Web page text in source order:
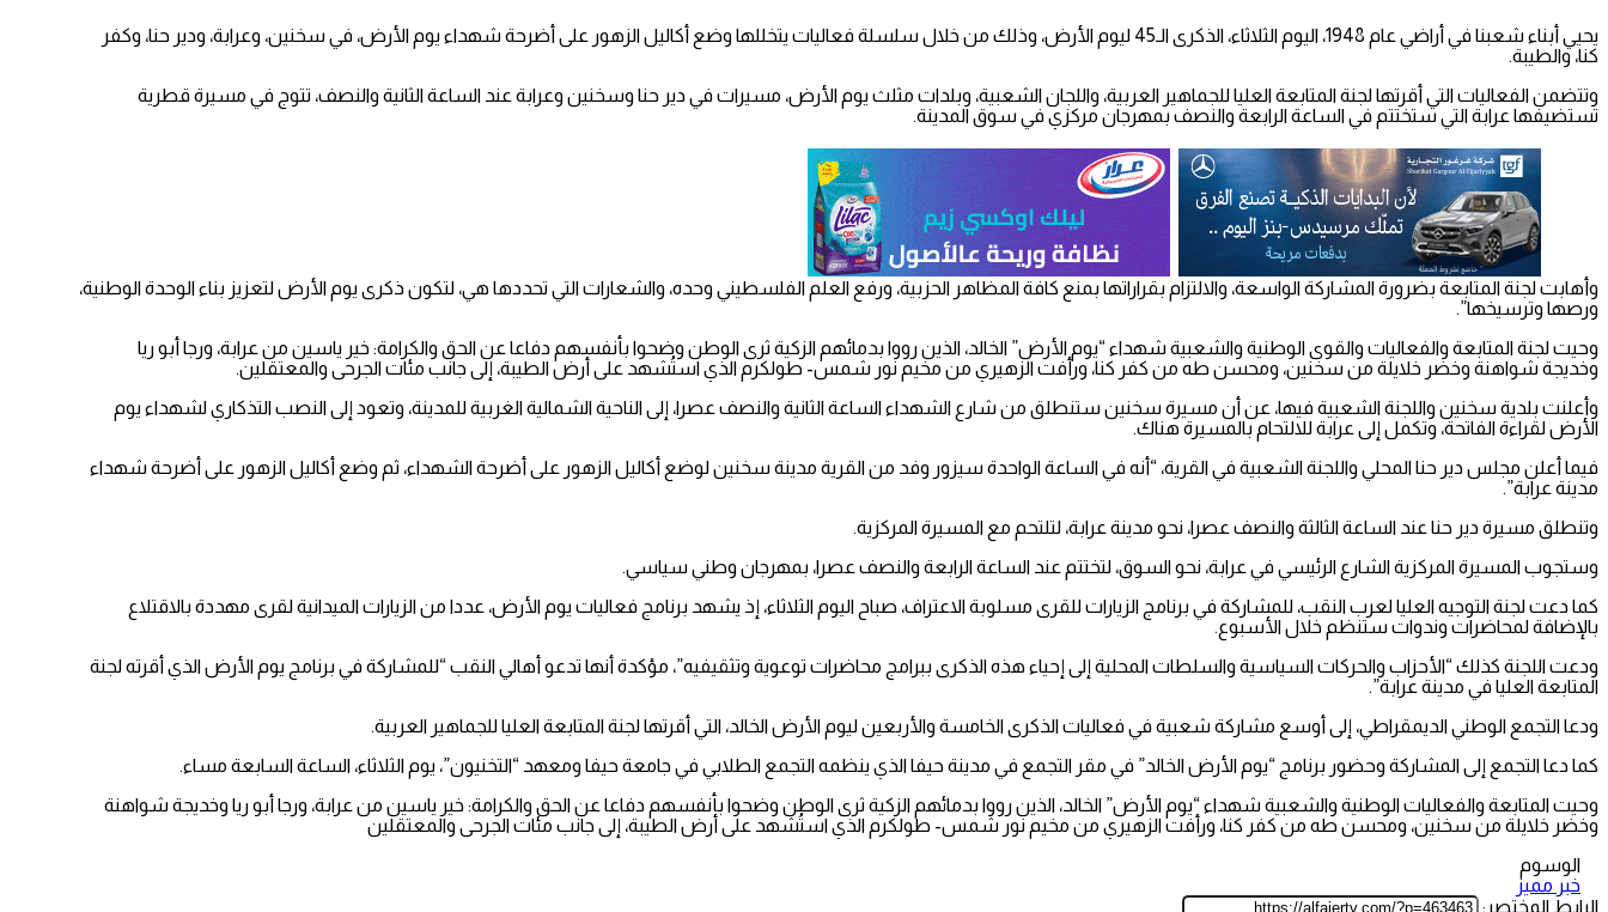
يحيي أبناء شعبنا في أراضي عام 1948، اليوم الثلاثاء، الذكرى الـ45 ليوم الأرض، وذلك من خلال سلسلة فعاليات يتخللها وضع أكاليل الزهور على أضرحة شهداء يوم الأرض، في سخنين، وعرابة، ودير حنا، وكفر
كنا، والطيبة.
وتتضمن الفعاليات التي أقرتها لجنة المتابعة العليا للجماهير العربية، واللجان الشعبية، وبلدات مثلث يوم الأرض، مسيرات في دير حنا وسخنين وعرابة عند الساعة الثانية والنصف، تتوج في مسيرة قطرية
تستضيفها عرابة التي ستختتم في الساعة الرابعة والنصف بمهرجان مركزي في سوق المدينة.
وأهابت لجنة المتابعة بضرورة المشاركة الواسعة، والالتزام بقراراتها بمنع كافة المظاهر الحزبية، ورفع العلم الفلسطيني وحده، والشعارات التي تحددها هي، لتكون ذكرى يوم الأرض لتعزيز بناء الوحدة الوطنية،
ورصها وترسيخها”.
وحيت لجنة المتابعة والفعاليات والقوى الوطنية والشعبية شهداء “يوم الأرض” الخالد، الذين رووا بدمائهم الزكية ثرى الوطن وضحوا بأنفسهم دفاعا عن الحق والكرامة: خير ياسين من عرابة، ورجا أبو ريا
وخديجة شواهنة وخضر خلايلة من سخنين، ومحسن طه من كفر كنا، ورأفت الزهيري من مخيم نور شمس- طولكرم الذي استُشهد على أرض الطيبة، إلى جانب مئات الجرحى والمعتقلين.
وأعلنت بلدية سخنين واللجنة الشعبية فيها، عن أن مسيرة سخنين ستنطلق من شارع الشهداء الساعة الثانية والنصف عصرا، إلى الناحية الشمالية الغربية للمدينة، وتعود إلى النصب التذكاري لشهداء يوم
الأرض لقراءة الفاتحة، وتكمل إلى عرابة للالتحام بالمسيرة هناك.
فيما أعلن مجلس دير حنا المحلي واللجنة الشعبية في القرية، “أنه في الساعة الواحدة سيزور وفد من القرية مدينة سخنين لوضع أكاليل الزهور على أضرحة الشهداء، ثم وضع أكاليل الزهور على أضرحة شهداء
مدينة عرابة”.
وتنطلق مسيرة دير حنا عند الساعة الثالثة والنصف عصرا، نحو مدينة عرابة، لتلتحم مع المسيرة المركزية.
وستجوب المسيرة المركزية الشارع الرئيسي في عرابة، نحو السوق، لتختتم عند الساعة الرابعة والنصف عصرا، بمهرجان وطني سياسي.
كما دعت لجنة التوجيه العليا لعرب النقب، للمشاركة في برنامج الزيارات للقرى مسلوبة الاعتراف، صباح اليوم الثلاثاء، إذ يشهد برنامج فعاليات يوم الأرض، عددا من الزيارات الميدانية لقرى مهددة بالاقتلاع
بالإضافة لمحاضرات وندوات ستنظم خلال الأسبوع.
ودعت اللجنة كذلك “الأحزاب والحركات السياسية والسلطات المحلية إلى إحياء هذه الذكرى ببرامج محاضرات توعوية وتثقيفيه”، مؤكدة أنها تدعو أهالي النقب “للمشاركة في برنامج يوم الأرض الذي أقرته لجنة
المتابعة العليا في مدينة عرابة”.
ودعا التجمع الوطني الديمقراطي، إلى أوسع مشاركة شعبية في فعاليات الذكرى الخامسة والأربعين ليوم الأرض الخالد، التي أقرتها لجنة المتابعة العليا للجماهير العربية.
كما دعا التجمع إلى المشاركة وحضور برنامج “يوم الأرض الخالد” في مقر التجمع في مدينة حيفا الذي ينظمه التجمع الطلابي في جامعة حيفا ومعهد “التخنيون”، يوم الثلاثاء، الساعة السابعة مساء.
وحيت المتابعة والفعاليات الوطنية والشعبية شهداء “يوم الأرض” الخالد، الذين رووا بدمائهم الزكية ثرى الوطن وضحوا بأنفسهم دفاعا عن الحق والكرامة: خير ياسين من عرابة، ورجا أبو ريا وخديجة شواهنة
وخضر خلايلة من سخنين، ومحسن طه من كفر كنا، ورأفت الزهيري من مخيم نور شمس- طولكرم الذي استُشهد على أرض الطيبة، إلى جانب مئات الجرحى والمعتقلين
الوسوم
خبر مميز
الرابط المختصر: